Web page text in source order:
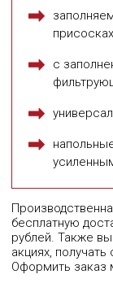
с
бесплатную
рублей. Также
акциях,
Оформить заказ